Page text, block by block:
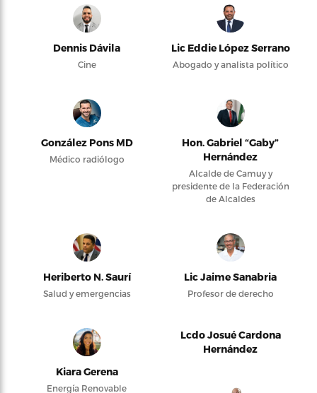
Dennis Dávila
Cine
Lic Eddie López Serrano
Abogado y analista político
González Pons MD
Médico radiólogo
Hon. Gabriel “Gaby”
Hernández
Alcalde de Camuy y
presidente de la Federación
de Alcaldes
Heriberto N. Saurí
Salud y emergencias
Lic Jaime Sanabria
Profesor de derecho
Kiara Gerena
Energía Renovable
Lcdo Josué Cardona
Hernández